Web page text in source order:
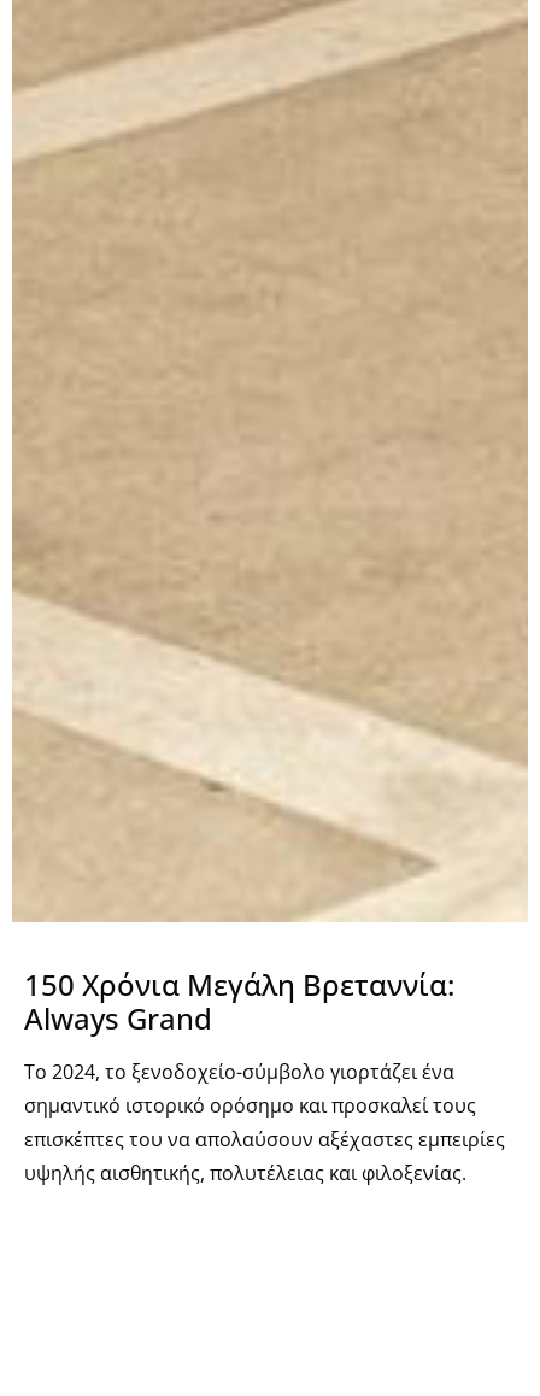
150 Χρόνια Μεγάλη Βρεταννία:
Always Grand
Το 2024, το ξενοδοχείο-σύμβολο γιορτάζει ένα
σημαντικό ιστορικό ορόσημο και προσκαλεί τους
επισκέπτες του να απολαύσουν αξέχαστες εμπειρίες
υψηλής αισθητικής, πολυτέλειας και φιλοξενίας.